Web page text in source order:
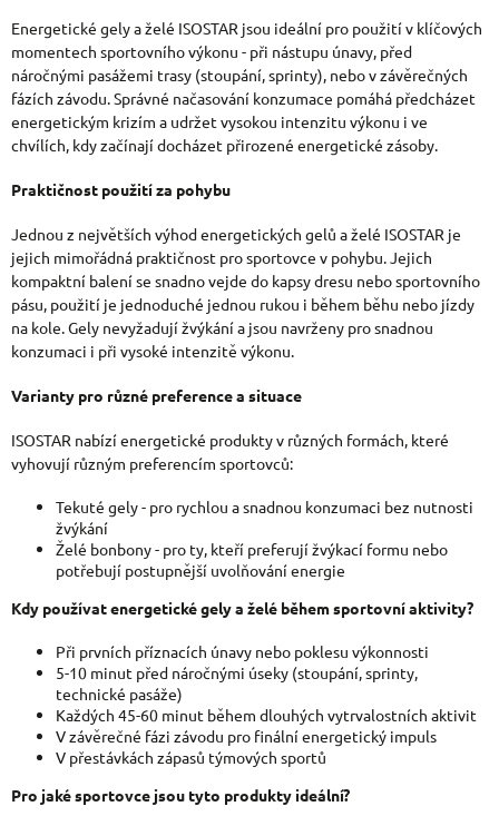
Ý
P
I
S
Energetické gely a želé ISOSTAR jsou ideální pro použití v klíčových
momentech sportovního výkonu - při nástupu únavy, před
náročnými pasážemi trasy (stoupání, sprinty), nebo v závěrečných
fázích závodu. Správné načasování konzumace pomáhá předcházet
energetickým krizím a udržet vysokou intenzitu výkonu i ve
chvílích, kdy začínají docházet přirozené energetické zásoby.
Praktičnost použití za pohybu
Jednou z největších výhod energetických gelů a želé ISOSTAR je
jejich mimořádná praktičnost pro sportovce v pohybu. Jejich
kompaktní balení se snadno vejde do kapsy dresu nebo sportovního
pásu, použití je jednoduché jednou rukou i během běhu nebo jízdy
na kole. Gely nevyžadují žvýkání a jsou navrženy pro snadnou
konzumaci i při vysoké intenzitě výkonu.
Varianty pro různé preference a situace
ISOSTAR nabízí energetické produkty v různých formách, které
vyhovují různým preferencím sportovců:
Tekuté gely - pro rychlou a snadnou konzumaci bez nutnosti
žvýkání
Želé bonbony - pro ty, kteří preferují žvýkací formu nebo
potřebují postupnější uvolňování energie
Kdy používat energetické gely a želé během sportovní aktivity?
Při prvních příznacích únavy nebo poklesu výkonnosti
5-10 minut před náročnými úseky (stoupání, sprinty,
technické pasáže)
Každých 45-60 minut během dlouhých vytrvalostních aktivit
V závěrečné fázi závodu pro finální energetický impuls
V přestávkách zápasů týmových sportů
Pro jaké sportovce jsou tyto produkty ideální?